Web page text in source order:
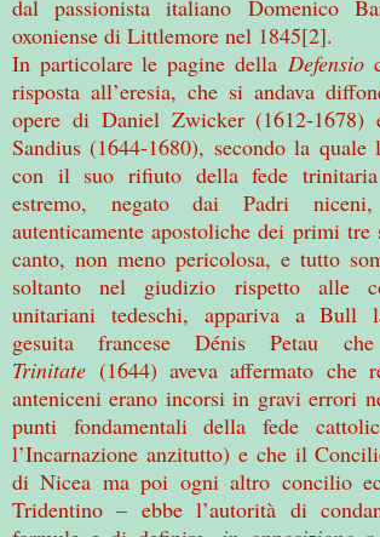
dal passionista italiano Domenico
oxoniense di Littlemore nel 1845[2].
In particolare le pagine della Defensio
risposta all’eresia, che si andava
opere di Daniel Zwicker (1612-1678)
Sandius (1644-1680), secondo la quale
con il suo rifiuto della fede
estremo, negato dai Padri
autenticamente apostoliche dei primi
canto, non meno pericolosa, e tutto
soltanto nel giudizio rispetto alle
unitariani tedeschi, appariva a Bull
gesuita francese Dénis Petau
Trinitate (1644) aveva affermato che
anteniceni erano incorsi in gravi errori
punti fondamentali della fede
l’Incarnazione anzitutto) e che il
di Nicea ma poi ogni altro concilio
Tridentino – ebbe l’autorità di